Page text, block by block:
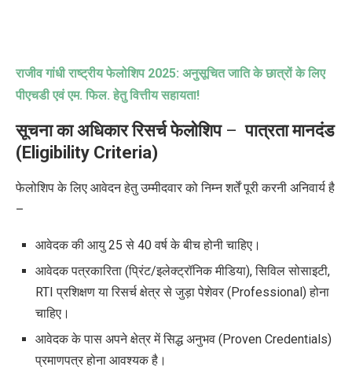
राजीव गांधी राष्ट्रीय फेलोशिप 2025: अनुसूचित जाति के छात्रों के लिए
पीएचडी एवं एम. फिल. हेतु वित्तीय सहायता!
सूचना का अधिकार रिसर्च फेलोशिप– पात्रता मानदंड
(Eligibility Criteria)
फेलोशिप के लिए आवेदन हेतु उम्मीदवार को निम्न शर्तें पूरी करनी अनिवार्य है
–
आवेदक की आयु 25 से 40 वर्ष के बीच होनी चाहिए।
आवेदक पत्रकारिता (प्रिंट/इलेक्ट्रॉनिक मीडिया), सिविल सोसाइटी,
RTI प्रशिक्षण या रिसर्च क्षेत्र से जुड़ा पेशेवर (Professional) होना
चाहिए।
आवेदक के पास अपने क्षेत्र में सिद्ध अनुभव (Proven Credentials)
प्रमाणपत्र होना आवश्यक है।